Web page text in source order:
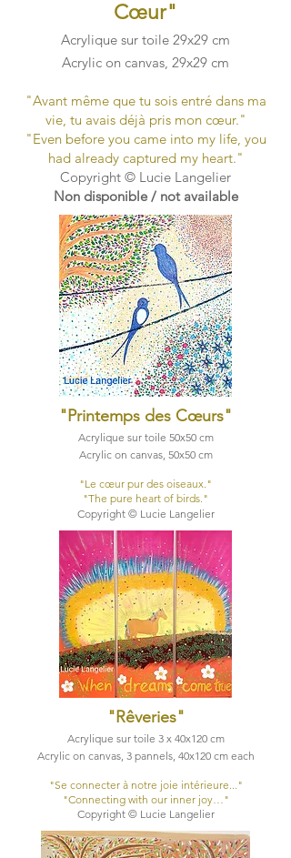
Cœur"
Acrylique sur toile 29x29 cm
Acrylic on canvas, 29x29 cm
"Avant même que tu sois entré dans ma
vie, tu avais déjà pris mon cœur."
"Even before you came into my life, you
had already captured my heart."
Copyright © Lucie Langelier
Non disponible / not available
"Printemps des Cœurs"
Acrylique sur toile 50x50 cm
Acrylic on canvas, 50x50 cm
​"Le cœur pur des oiseaux."
​"The pure heart of birds."
Copyright © Lucie Langelier
"Rêveries"
Acrylique sur toile 3 x 40x120 cm
Acrylic on canvas, 3 pannels, 40x120 cm each​
"Se connecter à notre joie intérieure..."
"Connecting with our inner joy…"
Copyright © Lucie Langelier